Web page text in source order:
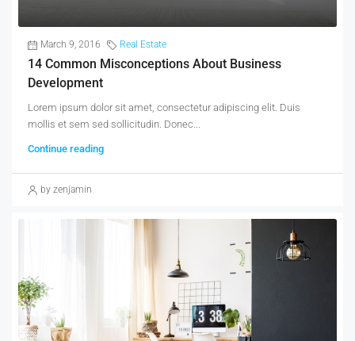
March 9, 2016 Real Estate
14 Common Misconceptions About Business
Development
Lorem ipsum dolor sit amet, consectetur adipiscing elit. Duis
mollis et sem sed sollicitudin. Donec...
Continue reading
by zenjamin